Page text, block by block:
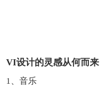
VI设计的灵感从何而来
1、音乐